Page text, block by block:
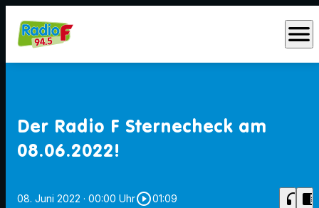
menu
Der Radio F Sternecheck am
08.06.2022!
08. Juni 2022 · 00:00 Uhrplay_circle_outline01:09 headphones chrome_reader_mode